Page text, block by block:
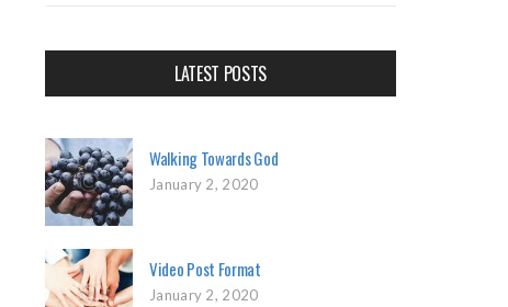
LATEST POSTS
Walking Towards God
January 2, 2020
Video Post Format
January 2, 2020